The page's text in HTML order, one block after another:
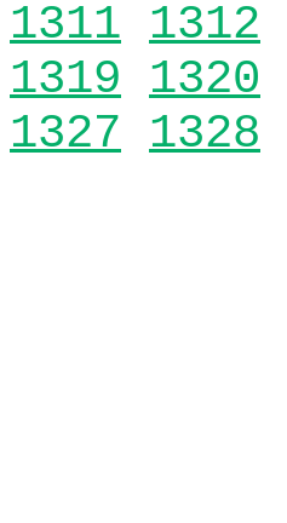
1311 1312
1319 1320
1327 1328